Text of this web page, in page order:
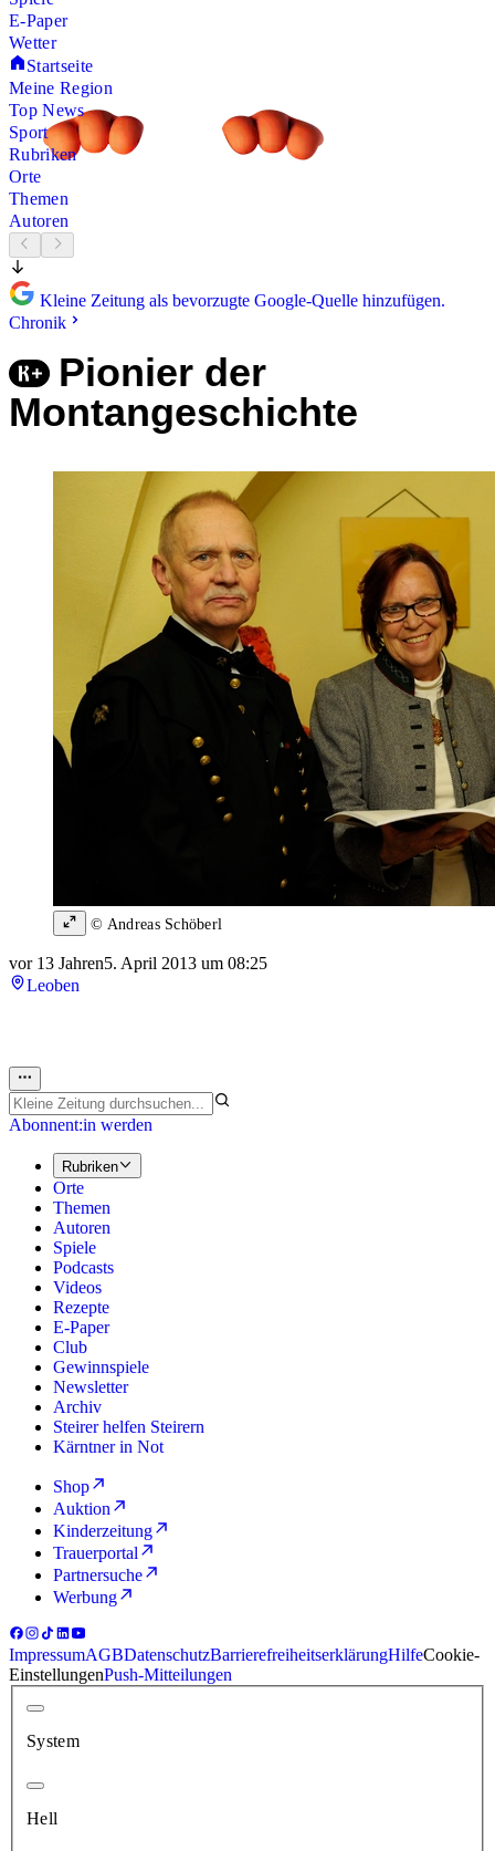
E-Paper
Wetter
Startseite
Meine Region
Top News
Sport
Rubriken
Orte
Themen
Autoren
Kleine Zeitung als bevorzugte Google-Quelle hinzufügen.
Chronik
Pionier der
Montangeschichte
© Andreas Schöberl
vor 13 Jahren5. April 2013 um 08:25
Leoben
Abonnent:in werden
Rubriken
Orte
Themen
Autoren
Spiele
Podcasts
Videos
Rezepte
E-Paper
Club
Gewinnspiele
Newsletter
Archiv
Steirer helfen Steirern
Kärntner in Not
Shop
Auktion
Kinderzeitung
Trauerportal
Partnersuche
Werbung
ImpressumAGBDatenschutzBarrierefreiheitserklärungHilfeCookie-
EinstellungenPush-Mitteilungen
System
Hell